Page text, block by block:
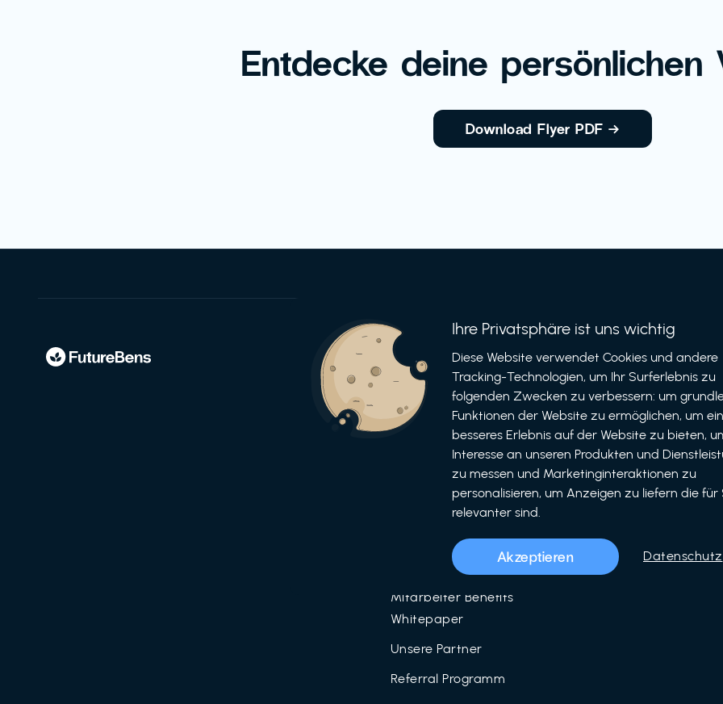
Entdecke deine persönlichen
Download Flyer PDF →
Informationen
Für Unternehmen
Für Partner
Unser Team
Mitarbeiter Benefits
Mitarbeiter Benefits
Whitepaper
Unsere Partner
Referral Programm
Bewerben
als Unternehmen
Ihre Privatsphäre ist uns wichtig
Diese Website verwendet Cookies und andere
Tracking-Technologien, um Ihr Surferlebnis zu
folgenden Zwecken zu verbessern: um
Funktionen der Website zu ermöglichen, um ein
besseres Erlebnis auf der Website zu bieten,
Interesse an unseren Produkten und
zu messen und Marketinginteraktionen zu
personalisieren, um Anzeigen zu liefern die für
relevanter sind.
Akzeptieren Datenschutz